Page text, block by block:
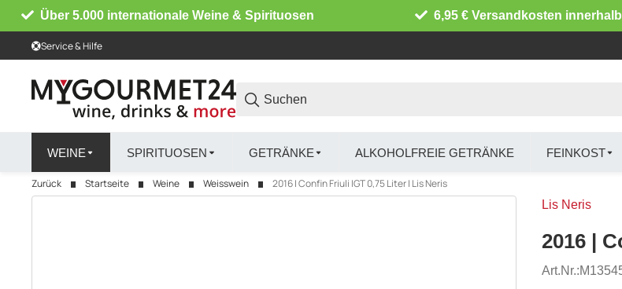
Über 5.000 internationale Weine & Spirituosen 6,95 € Versandkosten
Service & Hilfe
WEINE SPIRITUOSEN GETRÄNKE ALKOHOLFREIE GETRÄNKE FEINKOST
Zurück Startseite Weine Weisswein
2016 | Confin Friuli IGT 0,75 Liter | Lis Neris
Lis Neris
2016 |
Art.Nr.: